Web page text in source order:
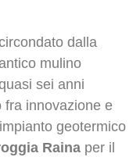
dalla
mulino
sei anni
fra innovazione e
geotermico
Raina per il